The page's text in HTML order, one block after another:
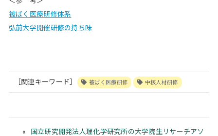
被ばく医療研修体系
弘前大学開催研修の持ち味
［関連キーワード］ 被ばく医療研修 中核人材研修
国立研究開発法人理化学研究所の大学院生リサーチアソ